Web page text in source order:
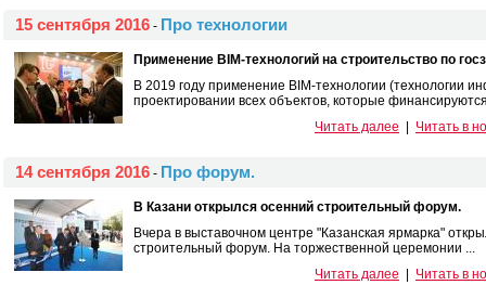
15 сентября 2016 - Про технологии
Применение BIM-технологий на строительство по
В 2019 году применение BIM-технологии (технологии
проектировании всех объектов, которые
Читать далее
Читать в
14 сентября 2016 - Про форум.
В Казани открылся осенний строительный форум.
Вчера в выставочном центре "Казанская ярмарка"
строительный форум. На торжественной церемонии ...
Читать далее
Читать в